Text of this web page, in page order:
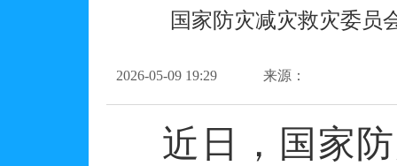
国家防灾减灾救灾委员
2026-05-09 19:29 来源：
近日，国家